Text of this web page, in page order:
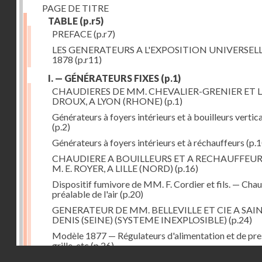
PAGE DE TITRE
TABLE (p.r5)
PREFACE(p.r7)
LES GENERATEURS A L'EXPOSITION
1878 (p.r11)
I. — GÉNÉRATEURS FIXES (p.1)
CHAUDIERES DE MM. CHEVALIER-GRENIER ET
DROUX, A LYON (RHONE) (p.1)
Générateurs à foyers intérieurs et à bouilleurs
(p.2)
Générateurs à foyers intérieurs et à réchauffeurs
CHAUDIERE A BOUILLEURS ET A
M. E. ROYER, A LILLE (NORD) (p.16)
Dispositif fumivore de MM. F. Cordier et fils. —
préalable de l'air(p.20)
GENERATEUR DE MM. BELLEVILLE ET CIE A
DENIS (SEINE) (SYSTEME INEXPLOSIBLE) (p.24)
Modèle 1877 — Régulateurs d'alimentation et de
grille, etc(p.26)